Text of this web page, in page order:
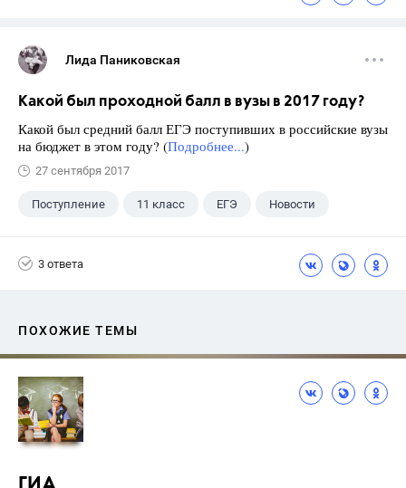
Лида Паниковская
Какой был проходной балл в вузы в 2017 году?
Какой был средний балл ЕГЭ поступивших в российские вузы
на бюджет в этом году? (Подробнее...)
27 сентября 2017
Поступление 11 класс ЕГЭ Новости
3 ответа
ПОХОЖИЕ ТЕМЫ